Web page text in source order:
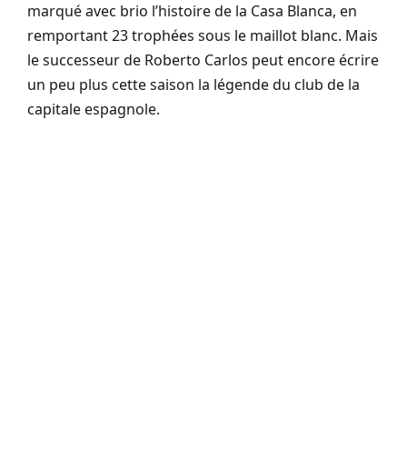
marqué avec brio l’histoire de la Casa Blanca, en
remportant 23 trophées sous le maillot blanc. Mais
le successeur de Roberto Carlos peut encore écrire
un peu plus cette saison la légende du club de la
capitale espagnole.